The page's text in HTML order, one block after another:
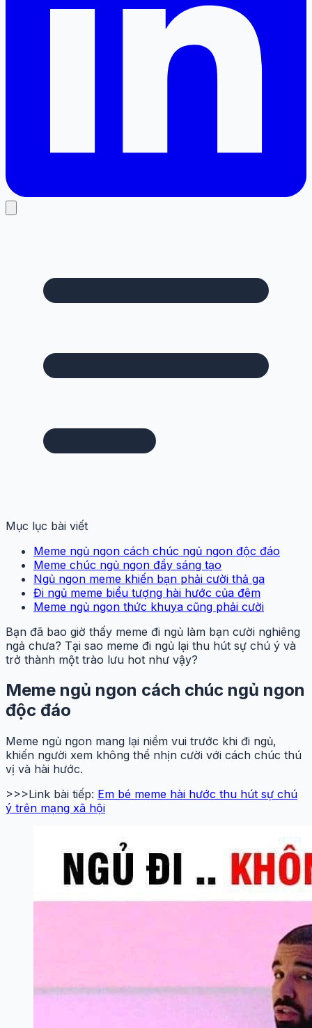
Mục lục bài viết
Meme ngủ ngon cách chúc ngủ ngon độc đáo
Meme chúc ngủ ngon đầy sáng tạo
Ngủ ngon meme khiến bạn phải cười thả ga
Đi ngủ meme biểu tượng hài hước của đêm
Meme ngủ ngon thức khuya cũng phải cười
Bạn đã bao giờ thấy meme đi ngủ làm bạn cười nghiêng
ngả chưa? Tại sao meme đi ngủ lại thu hút sự chú ý và
trở thành một trào lưu hot như vậy?
Meme ngủ ngon cách chúc ngủ ngon
độc đáo
Meme ngủ ngon mang lại niềm vui trước khi đi ngủ,
khiến người xem không thể nhịn cười với cách chúc thú
vị và hài hước.
>>>Link bài tiếp: Em bé meme hài hước thu hút sự chú
ý trên mạng xã hội